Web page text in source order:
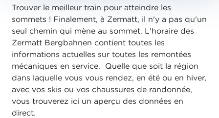
Trouver le meilleur train pour atteindre les
sommets ! Finalement, à Zermatt, il n'y a pas qu'un
seul chemin qui mène au sommet. L'horaire des
Zermatt Bergbahnen contient toutes les
informations actuelles sur toutes les remontées
mécaniques en service. Quelle que soit la région
dans laquelle vous vous rendez, en été ou en hiver,
avec vos skis ou vos chaussures de randonnée,
vous trouverez ici un aperçu des données en
direct.